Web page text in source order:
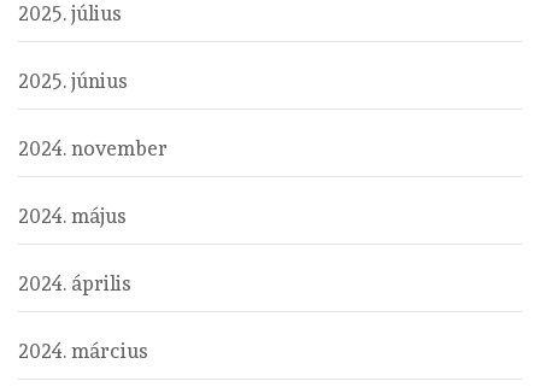
2025. július
2025. június
2024. november
2024. május
2024. április
2024. március